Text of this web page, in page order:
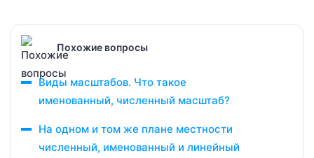
Похожие вопросы
Виды масштабов. Что такое
именованный, численный масштаб?
На одном и том же плане местности
численный, именованный и линейный